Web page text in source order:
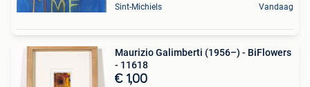
Sint-Michiels Vandaag
Maurizio Galimberti (1956–) - BiFlowers
- 11618
€ 1,00